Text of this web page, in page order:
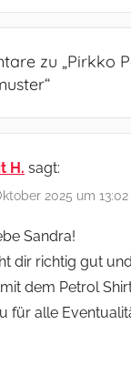
zu „Pirkko
“
H. sagt:
2025 um
Sandra!
dir richtig gut
dem Petrol
für alle